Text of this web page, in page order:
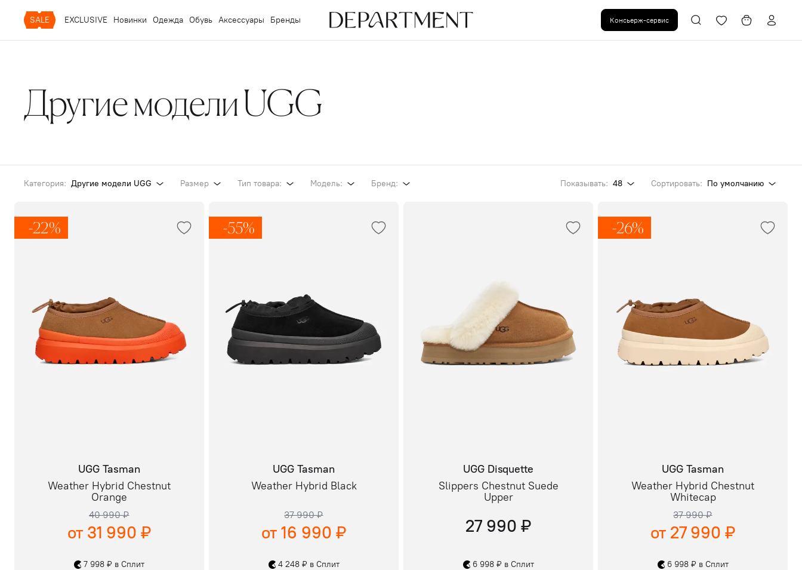
SALE EXCLUSIVE Новинки Одежда Обувь Аксессуары Бренды Консьерж-сервис
Другие модели UGG
Категория: Другие модели UGG Размер Тип товара: Модель: Бренд: Показывать: 48 Сортировать: По умолчанию
-22%
UGG Tasman
Weather Hybrid Chestnut
Orange
40 990 ₽
от 31 990 ₽
7 998 ₽ в Сплит
-55%
UGG Tasman
Weather Hybrid Black
37 990 ₽
от 16 990 ₽
4 248 ₽ в Сплит
UGG Disquette
Slippers Chestnut Suede
Upper
27 990 ₽
6 998 ₽ в Сплит
-26%
UGG Tasman
Weather Hybrid Chestnut
Whitecap
37 990 ₽
от 27 990 ₽
6 998 ₽ в Сплит